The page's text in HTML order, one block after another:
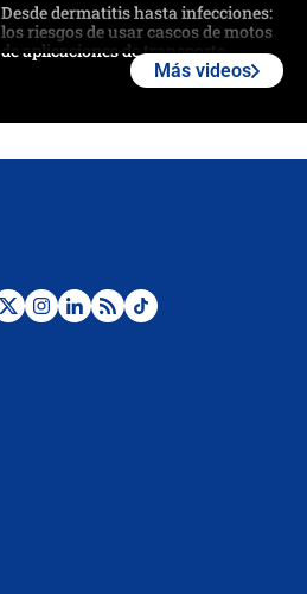
Desde dermatitis hasta infecciones:
los riesgos de usar cascos de motos
de aplicaciones de transporte
Posesión de Abelardo De La Espriella
Más videos